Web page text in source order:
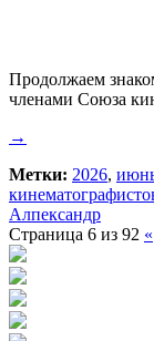
Продолжаем
членами Союза
→
Метки: 2026,
Алпександр
Страница 6 из 92 «